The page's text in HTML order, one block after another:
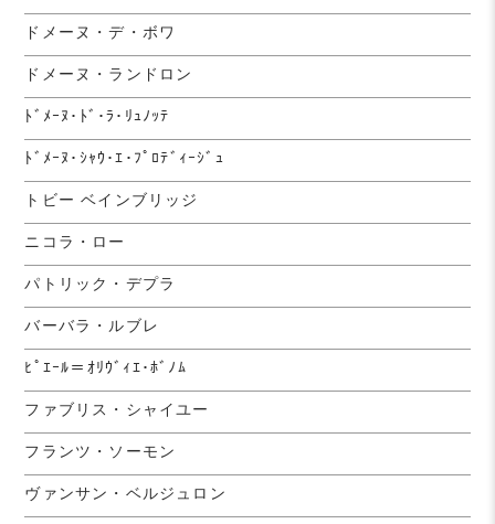
ドメーヌ・デ・ボワ
ドメーヌ・ランドロン
ﾄﾞﾒｰﾇ･ﾄﾞ･ﾗ･ﾘｭﾉｯﾃ
ﾄﾞﾒｰﾇ･ｼｬｳ･ｴ･ﾌﾟﾛﾃﾞｨｰｼﾞｭ
トビー ベインブリッジ
ニコラ・ロー
パトリック・デプラ
バーバラ・ルブレ
ﾋﾟｴｰﾙ＝ｵﾘｳﾞｨｴ･ﾎﾞﾉﾑ
ファブリス・シャイユー
フランツ・ソーモン
ヴァンサン・ベルジュロン